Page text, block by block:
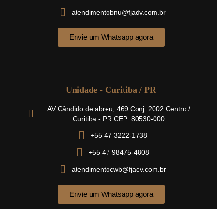
atendimentobnu@fjadv.com.br
Envie um Whatsapp agora
Unidade - Curitiba / PR
AV Cândido de abreu, 469 Conj. 2002 Centro /
Curitiba - PR CEP: 80530-000
+55 47 3222-1738
+55 47 98475-4808
atendimentocwb@fjadv.com.br
Envie um Whatsapp agora